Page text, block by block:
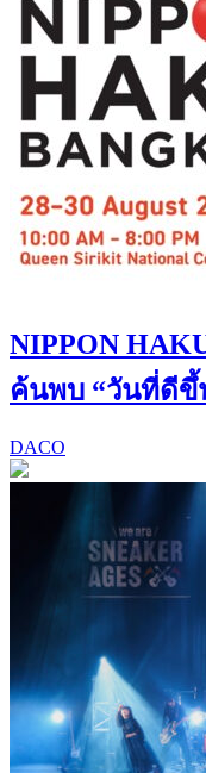
NIPPON
ค้นพบ “วันที่ดีขึ้
DACO